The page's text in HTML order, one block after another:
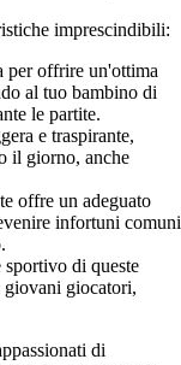
imprescindibili:
per offrire un'ottima
al tuo bambino di
le partite.
e traspirante,
il giorno, anche
offre un adeguato
infortuni comuni
sportivo di queste
giovani giocatori,
di